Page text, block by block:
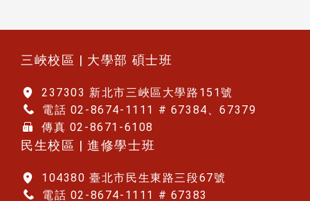
三峽校區 | 大學部 碩士班
237303 新北市三峽區大學路151號
電話 02-8674-1111 # 67384、67379
傳真 02-8671-6108
民生校區 | 進修學士班
104380 臺北市民生東路三段67號
電話 02-8674-1111 # 67383